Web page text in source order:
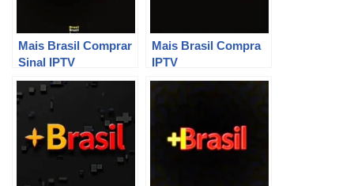
Mais Brasil Comprar
Sinal IPTV
Mais Brasil Compra
IPTV